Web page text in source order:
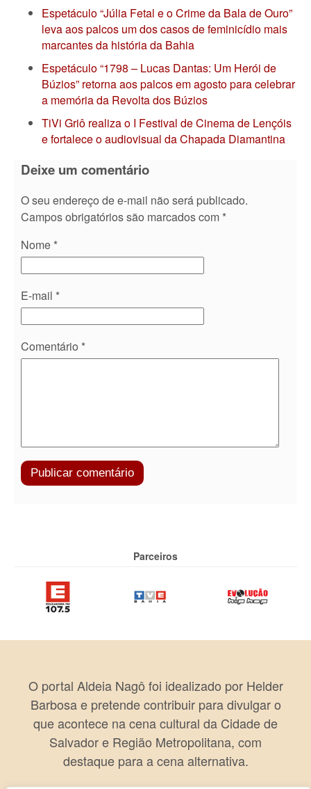
Espetáculo “Júlia Fetal e o Crime da Bala de Ouro”
leva aos palcos um dos casos de feminicídio mais
marcantes da história da Bahia
Espetáculo “1798 – Lucas Dantas: Um Herói de
Búzios” retorna aos palcos em agosto para celebrar
a memória da Revolta dos Búzios
TiVi Griô realiza o I Festival de Cinema de Lençóis
e fortalece o audiovisual da Chapada Diamantina
Deixe um comentário
O seu endereço de e-mail não será publicado.
Campos obrigatórios são marcados com *
Nome *
E-mail *
Comentário *
Parceiros
O portal Aldeia Nagô foi idealizado por Helder
Barbosa e pretende contribuir para divulgar o
que acontece na cena cultural da Cidade de
Salvador e Região Metropolitana, com
destaque para a cena alternativa.